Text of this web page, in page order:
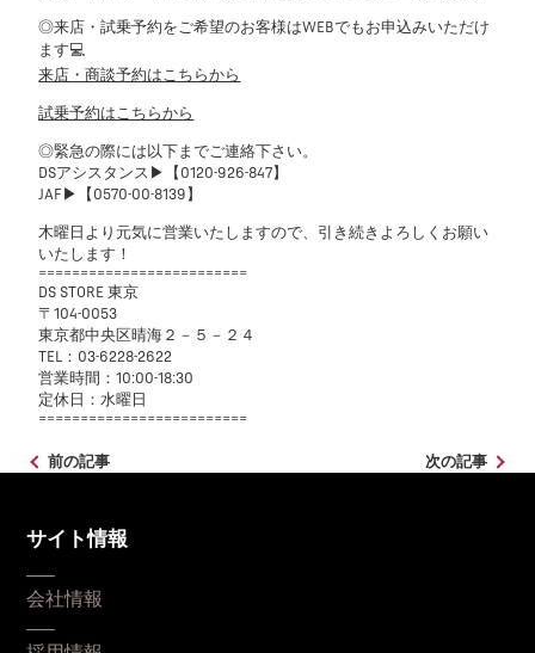
◎来店・試乗予約をご希望のお客様はWEBでもお申込みいただけ
ます💻
来店・商談予約はこちらから
試乗予約はこちらから
◎緊急の際には以下までご連絡下さい。
DSアシスタンス▶【0120-926-847】
JAF▶【0570-00-8139】
木曜日より元気に営業いたしますので、引き続きよろしくお願い
いたします！
=========================
DS STORE 東京
〒104-0053
東京都中央区晴海２－５－２４
TEL：03-6228-2622
営業時間：10:00-18:30
定休日：水曜日
=========================
前の記事 次の記事
サイト情報
会社情報